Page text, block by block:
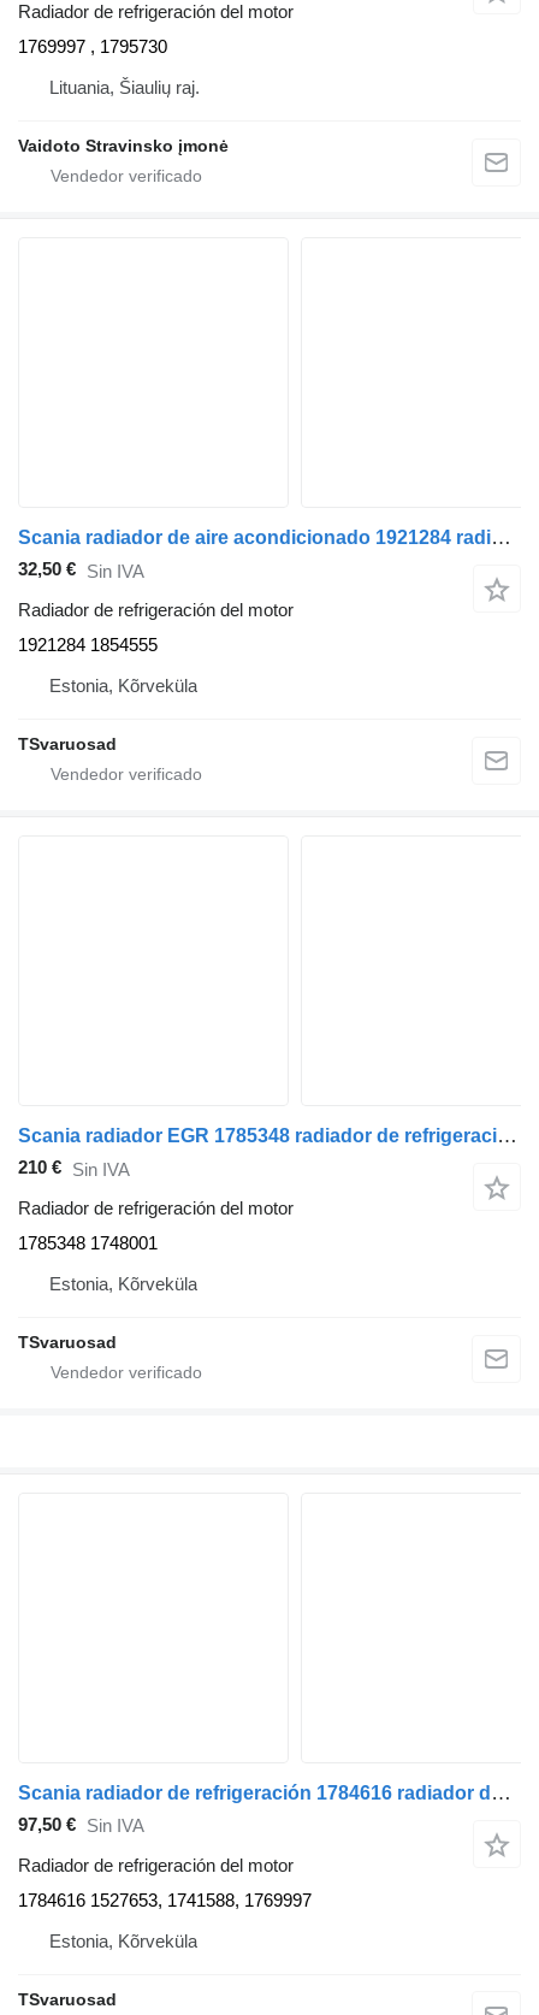
Radiador de refrigeración del motor
1769997 , 1795730
Lituania, Šiaulių raj.
Vaidoto Stravinsko įmonė
Scania radiador de aire acondicionado 1921284 radiador de refrigeración del motor para Scania R410 cabeza tractora
32,50 € Sin IVA
Radiador de refrigeración del motor
1921284 1854555
Estonia, Kõrveküla
TSvaruosad
Scania radiador EGR 1785348 radiador de refrigeración del motor para Scania R440 cabeza tractora
210 € Sin IVA
Radiador de refrigeración del motor
1785348 1748001
Estonia, Kõrveküla
TSvaruosad
Scania radiador de refrigeración 1784616 radiador de refrigeración del motor para Scania R480 cabeza tractora
97,50 € Sin IVA
Radiador de refrigeración del motor
1784616 1527653, 1741588, 1769997
Estonia, Kõrveküla
TSvaruosad